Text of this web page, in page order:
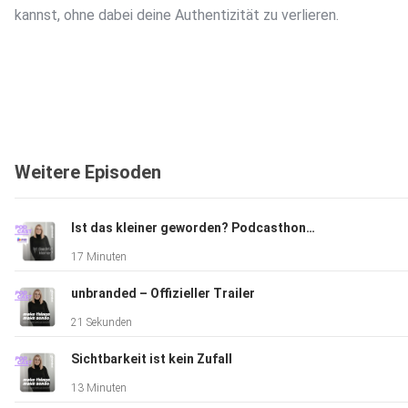
kannst, ohne dabei deine Authentizität zu verlieren.
Weitere Episoden
Ist das kleiner geworden? Podcasthon Special für foodwatch
17 Minuten
unbranded – Offizieller Trailer
21 Sekunden
Sichtbarkeit ist kein Zufall
13 Minuten